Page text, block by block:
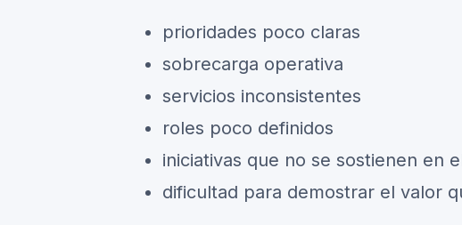
prioridades poco claras
sobrecarga operativa
servicios inconsistentes
roles poco definidos
iniciativas que no se sostienen en
dificultad para demostrar el valor